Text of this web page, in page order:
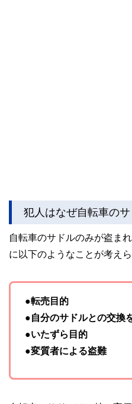
犯人はなぜ自転車の
自転車のサドルのみが盗ま
に以下のようなことが考えら
●転売目的
●自分のサドルとの交換
●いたずら目的
●変質者による盗難